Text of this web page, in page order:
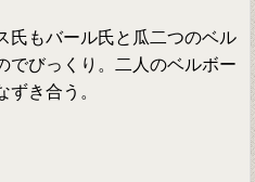
氏もバール氏と瓜二つのベル
でびっくり。二人のベルボー
ずき合う。